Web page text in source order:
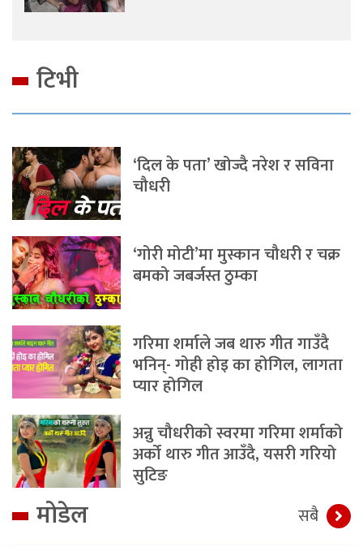
टिभी
‘दिल के पता’ खोज्दै नरेश र सविना
चौधरी
‘गोरी मोटी’मा मुस्कान चौधरी र चक्र
बमको जबर्जस्त ठुम्का
गरिमा शर्माले जब थारु गीत गाउँदै
भनिन्- गोही होइ का होगिल, लागता
प्यार होगिल
अन्नु चौधरीको स्वरमा गरिमा शर्माको
अर्को थारु गीत आउँदै, यसरी गरियो
सुटिङ
मोडेल सबै